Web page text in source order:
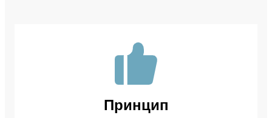
Принцип